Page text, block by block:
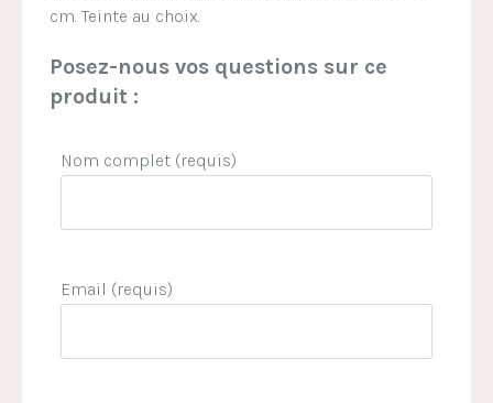
cm. Teinte au choix.
Posez-nous vos questions sur ce
produit :
Nom complet (requis)
Email (requis)